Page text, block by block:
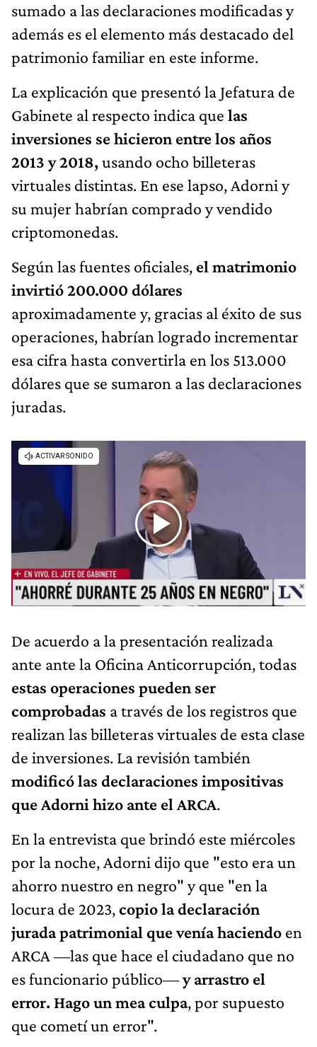
sumado a las declaraciones modificadas y
además es el elemento más destacado del
patrimonio familiar en este informe.
La explicación que presentó la Jefatura de
Gabinete al respecto indica que las
inversiones se hicieron entre los años
2013 y 2018,usando ocho billeteras
virtuales distintas. En ese lapso, Adorni y
su mujer habrían comprado y vendido
criptomonedas.
Según las fuentes oficiales, el matrimonio
invirtió 200.000 dólares
aproximadamente y, gracias al éxito de sus
operaciones, habrían logrado incrementar
esa cifra hasta convertirla en los 513.000
dólares que se sumaron a las declaraciones
juradas.
De acuerdo a la presentación realizada
ante ante la Oficina Anticorrupción, todas
estas operaciones pueden ser
comprobadas a través de los registros que
realizan las billeteras virtuales de esta clase
de inversiones. La revisión también
modificó las declaraciones impositivas
que Adorni hizo ante el ARCA.
En la entrevista que brindó este miércoles
por la noche, Adorni dijo que "esto era un
ahorro nuestro en negro" y que "en la
locura de 2023,copio la declaración
jurada patrimonial que venía haciendo en
ARCA —las que hace el ciudadano que no
es funcionario público—y arrastro el
error. Hago un mea culpa, por supuesto
que cometí un error".